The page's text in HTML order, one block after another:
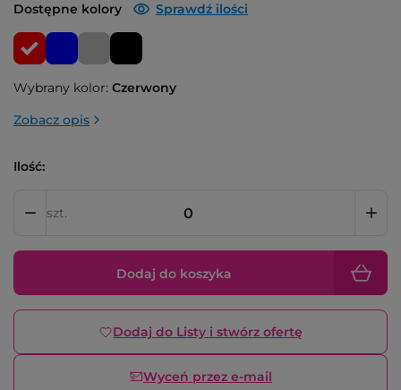
Dostępne kolory Sprawdź ilości
Wybrany kolor: Czerwony
Zobacz opis
Ilość:
szt.
Dodaj do koszyka
Dodaj do Listy i stwórz ofertę
Wyceń przez e-mail